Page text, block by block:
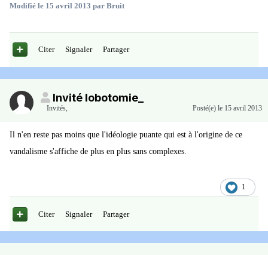
Modifié le 15 avril 2013 par Bruit
Citer Signaler Partager
Invité lobotomie_
Invités, Posté(e) le 15 avril 2013
Il n'en reste pas moins que l'idéologie puante qui est à l'origine de ce
vandalisme s'affiche de plus en plus sans complexes.
1
Citer Signaler Partager